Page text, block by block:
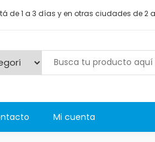
de 1 a 3 días y en otras ciudades de 2
Mi cuenta